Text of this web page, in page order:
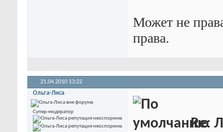
Может не
права.
21.04.2010 13:22
Ольга-Лиса
Супер-модератор
Re: